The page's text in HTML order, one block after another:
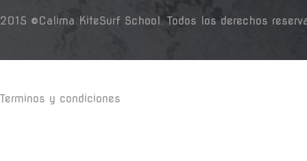
2015 ©Calima KiteSurf School. Todos los derechos
Terminos y condiciones